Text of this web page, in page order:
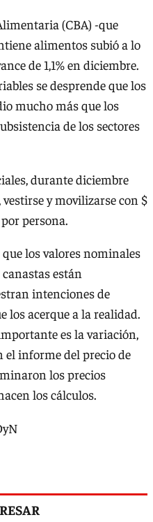
(CBA) -que
alimentos subió a lo
de 1,1% en diciembre.
se desprende que los
mucho más que los
de los sectores
durante diciembre
y movilizarse con $
persona.
los valores nominales
están
intenciones de
los acerque a la realidad.
es la variación,
el informe del precio de
los precios
los cálculos.